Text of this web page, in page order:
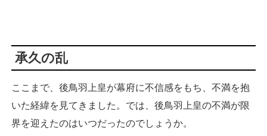
承久の乱
ここまで、後鳥羽上皇が幕府に不信感をもち、不満を抱
いた経緯を見てきました。では、後鳥羽上皇の不満が限
界を迎えたのはいつだったのでしょうか。